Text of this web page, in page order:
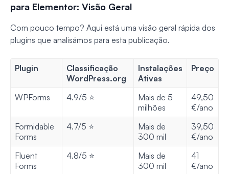
para Elementor: Visão Geral
Com pouco tempo? Aqui está uma visão geral rápida dos
plugins que analisámos para esta publicação.
Plugin
Classificação
WordPress.org
Instalações
Ativas
Preço
WPForms 4.9/5 ⭐️
Mais de 5
milhões
49,50
€/ano
Formidable
Forms
4.7/5 ⭐️
Mais de
300 mil
39,50
€/ano
Fluent
Forms
4.8/5 ⭐️
Mais de
300 mil
41
€/ano